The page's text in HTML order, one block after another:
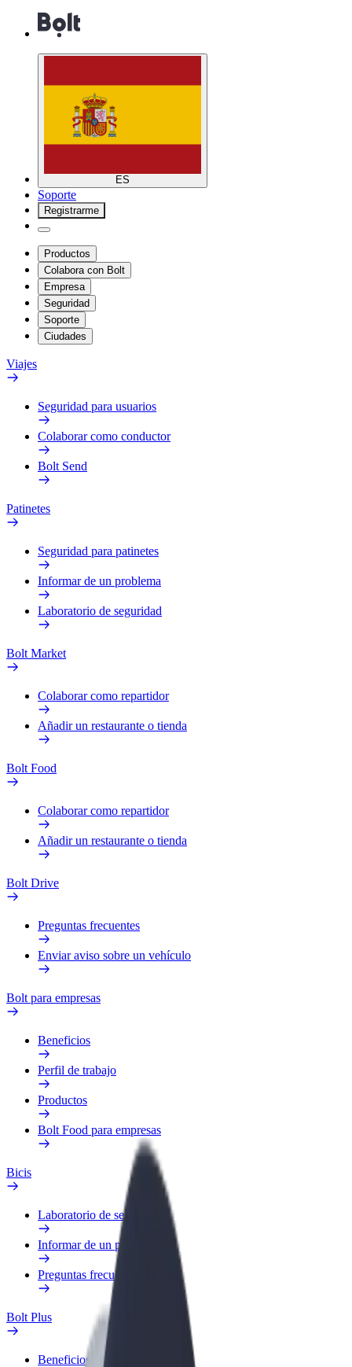
ES
Soporte
Registrarme
Productos
Colabora con Bolt
Empresa
Seguridad
Soporte
Ciudades
Viajes
Seguridad para usuarios
Colaborar como conductor
Bolt Send
Patinetes
Seguridad para patinetes
Informar de un problema
Laboratorio de seguridad
Bolt Market
Colaborar como repartidor
Añadir un restaurante o tienda
Bolt Food
Colaborar como repartidor
Añadir un restaurante o tienda
Bolt Drive
Preguntas frecuentes
Enviar aviso sobre un vehículo
Bolt para empresas
Beneficios
Perfil de trabajo
Productos
Bolt Food para empresas
Bicis
Laboratorio de seguridad
Informar de un problema
Preguntas frecuentes
Bolt Plus
Beneficios